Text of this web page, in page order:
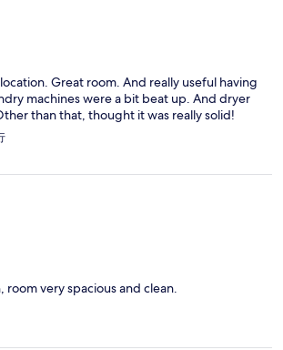
Great room. And really useful having
machines were a bit beat up. And dryer
than that, thought it was really solid!
room very spacious and clean.